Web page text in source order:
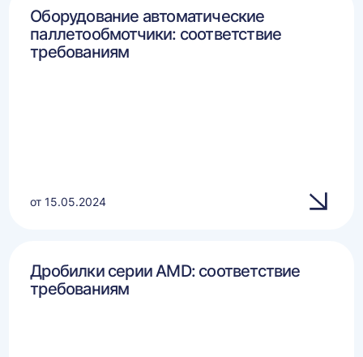
Оборудование автоматические
паллетообмотчики: соответствие
требованиям
от 15.05.2024
Дробилки серии AMD: соответствие
требованиям